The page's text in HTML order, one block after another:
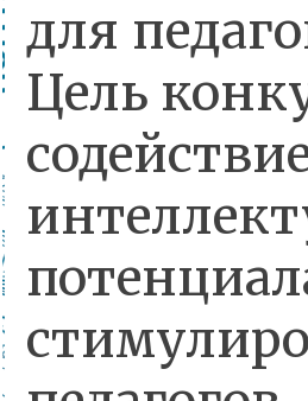
для
Цель